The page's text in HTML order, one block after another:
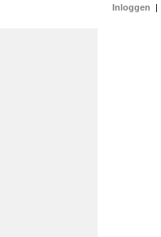
Inloggen |